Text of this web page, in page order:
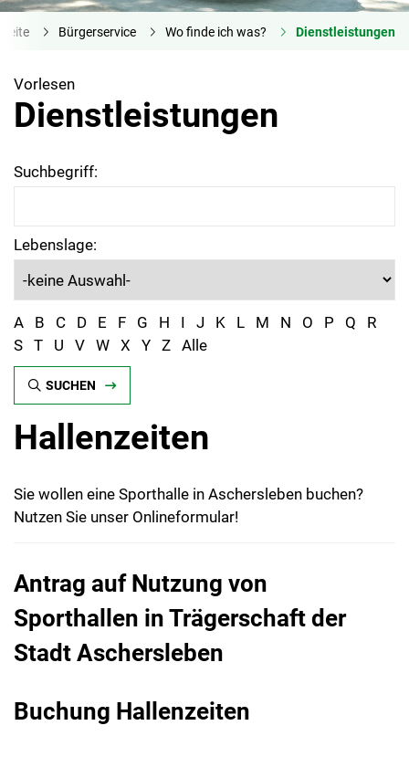
Bürgerservice Wo finde ich was? Dienstleistungen
Vorlesen
Dienstleistungen
Suchbegriff:
Lebenslage:
A B C D E F G H I J K L M N O P Q
R
S T U V W X Y Z Alle
SUCHEN
Hallenzeiten
Sie wollen eine Sporthalle in Aschersleben buchen?
Nutzen Sie unser Onlineformular!
Antrag auf Nutzung von
Sporthallen in Trägerschaft der
Stadt Aschersleben
Buchung Hallenzeiten